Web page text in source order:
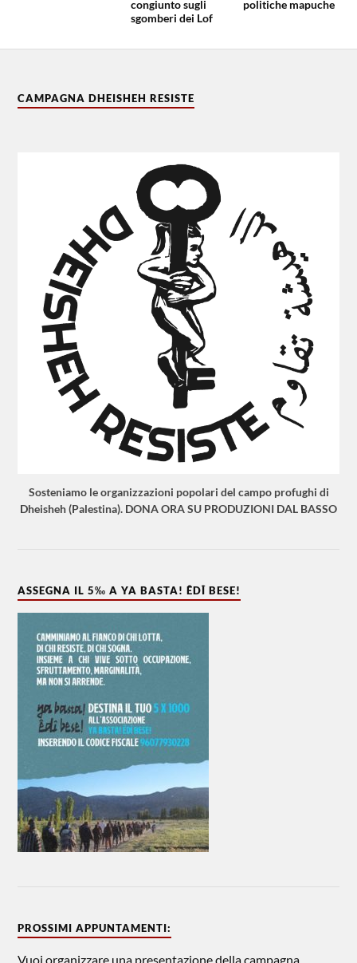
congiunto sugli
sgomberi dei Lof
politiche mapuche
CAMPAGNA DHEISHEH RESISTE
Sosteniamo le organizzazioni popolari del campo profughi di
Dheisheh (Palestina). DONA ORA SU PRODUZIONI DAL BASSO
ASSEGNA IL 5‰ A YA BASTA! ÊDÎ BESE!
PROSSIMI APPUNTAMENTI:
Vuoi organizzare una presentazione della campagna